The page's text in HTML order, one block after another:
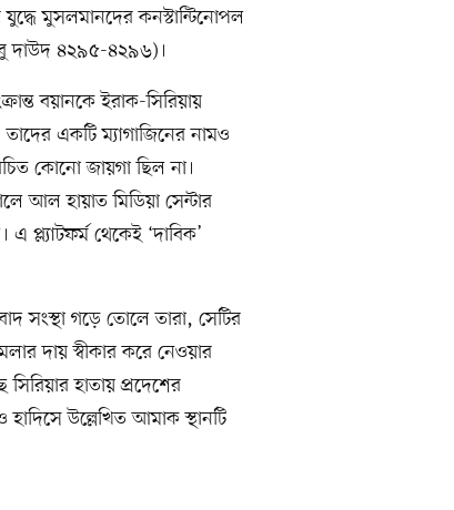
যুদ্ধে মুসলমানদের কনস্টান্টিনোপল
দাউদ ৪২৯৫-৪২৯৬)।
বয়ানকে ইরাক-সিরিয়ায়
একটি ম্যাগাজিনের নামও
কোনো জায়গা ছিল না।
আল হায়াত মিডিয়া সেন্টার
প্ল্যাটফর্ম থেকেই ‘দাবিক’
সংস্থা গড়ে তোলে তারা, সেটির
দায় স্বীকার করে নেওয়ার
হাতায় প্রদেশের
উল্লেখিত আমাক স্থানটি